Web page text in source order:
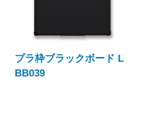
プラ枠ブラックボード L
BB039